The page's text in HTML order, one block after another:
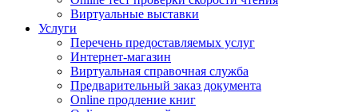
Виртуальные выставки
Услуги
Перечень предоставляемых услуг
Интернет-магазин
Виртуальная справочная служба
Предварительный заказ документа
Online продление книг